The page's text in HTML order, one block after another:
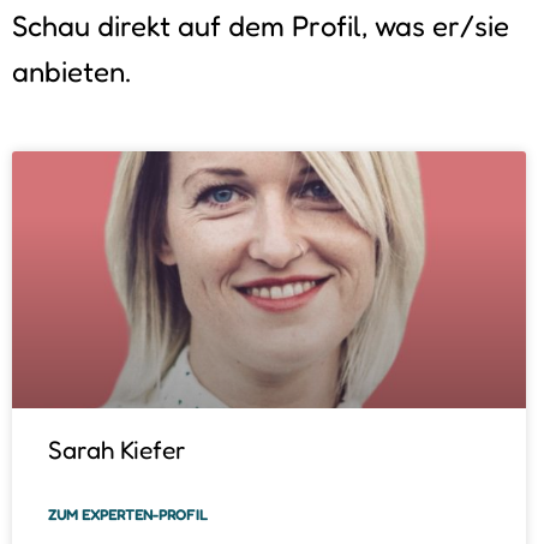
Schau direkt auf dem Profil, was er/sie
anbieten.
Sarah Kiefer
ZUM EXPERTEN-PROFIL